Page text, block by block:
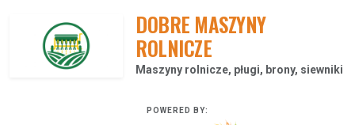
DOBRE MASZYNY
ROLNICZE
Maszyny rolnicze, pługi, brony, siewniki
POWERED BY: